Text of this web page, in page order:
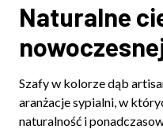
Naturalne
Szafy w kolorze dąb
aranżacje sypialni, w
naturalność i